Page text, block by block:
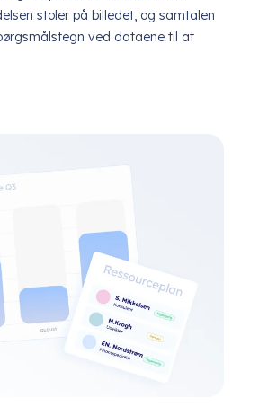
stoler på billedet, og samtalen
ved dataene til at